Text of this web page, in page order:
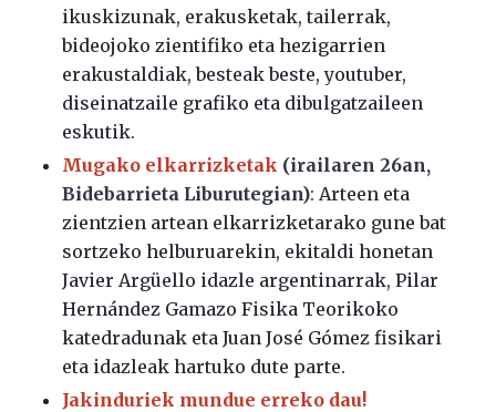
ikuskizunak, erakusketak, tailerrak,
bideojoko zientifiko eta hezigarrien
erakustaldiak, besteak beste, youtuber,
diseinatzaile grafiko eta dibulgatzaileen
eskutik.
Mugako elkarrizketak (irailaren 26an,
Bidebarrieta Liburutegian): Arteen eta
zientzien artean elkarrizketarako gune bat
sortzeko helburuarekin, ekitaldi honetan
Javier Argüello idazle argentinarrak, Pilar
Hernández Gamazo Fisika Teorikoko
katedradunak eta Juan José Gómez fisikari
eta idazleak hartuko dute parte.
Jakinduriek mundue erreko dau!